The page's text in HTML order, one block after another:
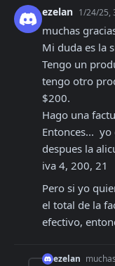
ezelan 1/24/25,
muchas
Mi duda es la
Tengo un
tengo otro
$200.
Hago una
Entonces...
despues la
iva 4, 200, 21
Pero si yo
el total de la
efectivo,
ezelan muchas gracias por